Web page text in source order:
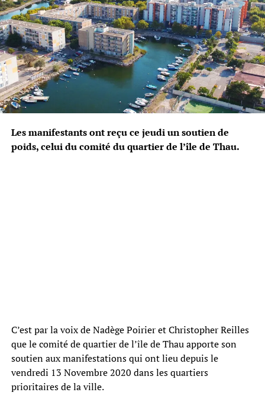
Les manifestants ont reçu ce jeudi un soutien de
poids, celui du comité du quartier de l’île de Thau.
C’est par la voix de Nadège Poirier et Christopher Reilles
que le comité de quartier de l’île de Thau apporte son
soutien aux manifestations qui ont lieu depuis le
vendredi 13 Novembre 2020 dans les quartiers
prioritaires de la ville.